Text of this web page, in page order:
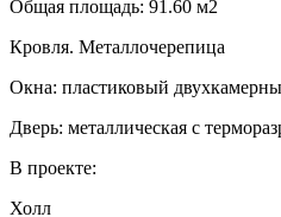
Общая площадь: 91.60 м2
Кровля. Металлочерепица
Окна: пластиковый
Дверь: металлическая с
В проекте:
Холл